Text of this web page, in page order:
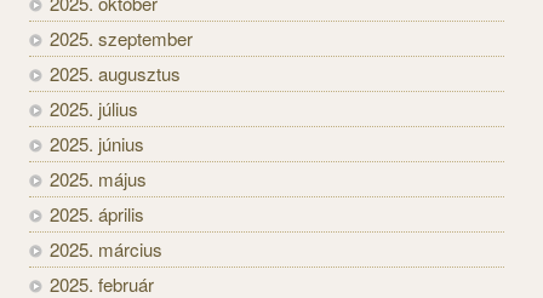
2025. szeptember
2025. augusztus
2025. július
2025. június
2025. május
2025. április
2025. március
2025. február